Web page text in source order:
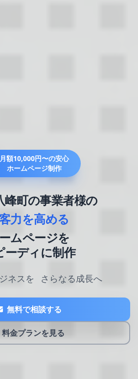
月額10,000円〜の安心
ホームページ制作
峰町の事業者様の
力を高める
ムページを
ーディに制作
ネスを さらなる成長へ
無料で相談する
料金プランを見る